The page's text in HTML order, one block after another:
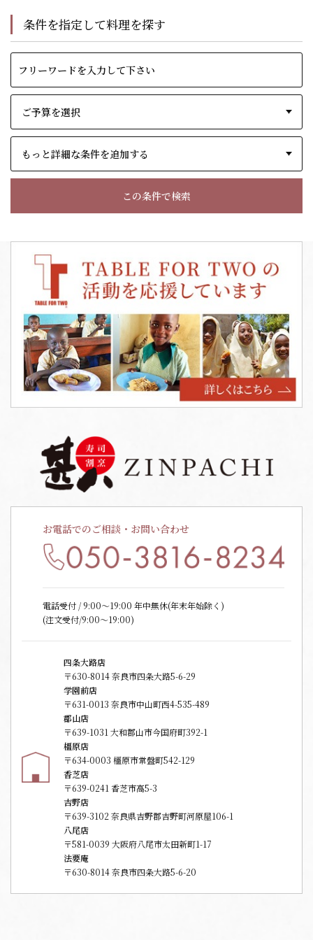
条件を指定して料理を探す
もっと詳細な条件を追加する
この条件で検索
お電話でのご相談・お問い合わせ
電話受付 / 9:00〜19:00 年中無休(年末年始除く)
(注文受付/9:00～19:00)
四条大路店
〒630-8014 奈良市四条大路5-6-29
学園前店
〒631-0013 奈良市中山町西4-535-489
郡山店
〒639-1031 大和郡山市今国府町392-1
橿原店
〒634-0003 橿原市常盤町542-129
香芝店
〒639-0241 香芝市高5-3
吉野店
〒639-3102 奈良県吉野郡吉野町河原屋106-1
八尾店
〒581-0039 大阪府八尾市太田新町1-17
法要庵
〒630-8014 奈良市四条大路5-6-20